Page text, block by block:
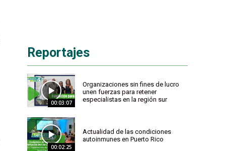
Reportajes
00:03:07
Organizaciones sin fines de lucro
unen fuerzas para retener
especialistas en la región sur
00:02:25
Actualidad de las condiciones
autoinmunes en Puerto Rico